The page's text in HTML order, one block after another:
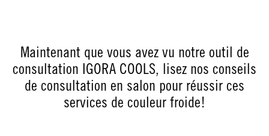
Maintenant que vous avez vu notre outil de
consultation IGORA COOLS, lisez nos conseils
de consultation en salon pour réussir ces
services de couleur froide!